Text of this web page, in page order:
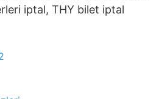
iptal, THY bilet iptal